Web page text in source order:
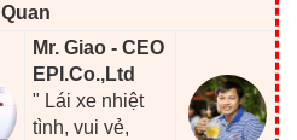
Quan
Mr. Giao - CEO
EPI.Co.,Ltd
" Lái xe nhiệt
tình, vui vẻ,